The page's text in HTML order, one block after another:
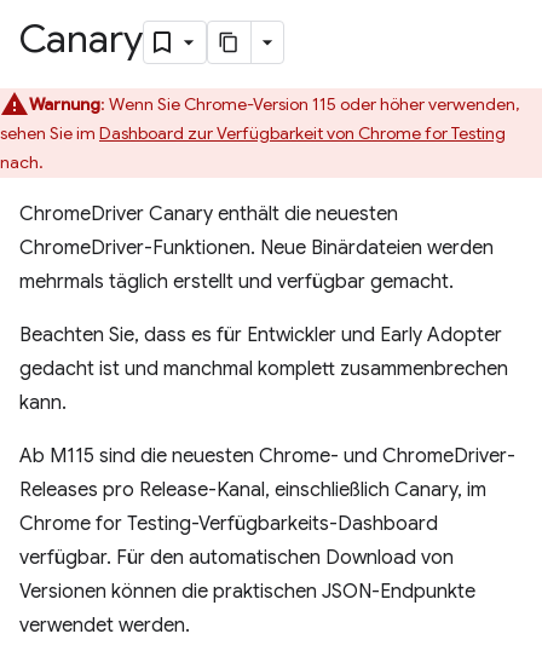
Canary
Warnung: Wenn Sie Chrome-Version 115 oder höher verwenden,
sehen Sie im Dashboard zur Verfügbarkeit von Chrome for Testing
nach.
ChromeDriver Canary enthält die neuesten
ChromeDriver-Funktionen. Neue Binärdateien werden
mehrmals täglich erstellt und verfügbar gemacht.
Beachten Sie, dass es für Entwickler und Early Adopter
gedacht ist und manchmal komplett zusammenbrechen
kann.
Ab M115 sind die neuesten Chrome- und ChromeDriver-
Releases pro Release-Kanal, einschließlich Canary, im
Chrome for Testing-Verfügbarkeits-Dashboard
verfügbar. Für den automatischen Download von
Versionen können die praktischen JSON-Endpunkte
verwendet werden.